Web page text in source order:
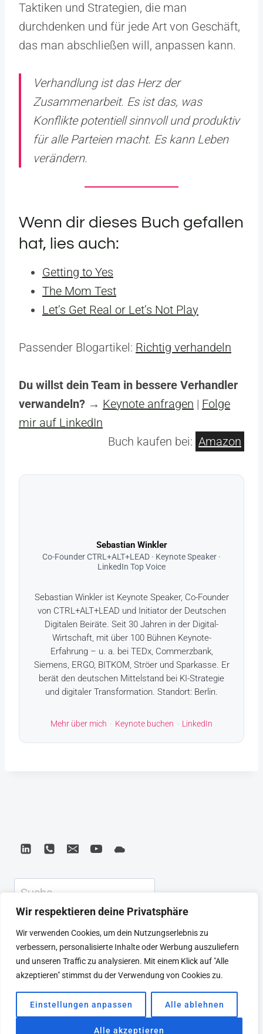
Wir respektieren deine Privatsphäre
Wir verwenden Cookies, um dein Nutzungserlebnis zu
verbessern, personalisierte Inhalte oder Werbung auszuliefern
und unseren Traffic zu analysieren. Mit einem Klick auf "Alle
akzeptieren" stimmst du der Verwendung von Cookies zu.
Einstellungen anpassen Alle ablehnen
Alle akzeptieren
Taktiken und Strategien, die man
durchdenken und für jede Art von Geschäft,
das man abschließen will, anpassen kann.
Verhandlung ist das Herz der
Zusammenarbeit. Es ist das, was
Konflikte potentiell sinnvoll und produktiv
für alle Parteien macht. Es kann Leben
verändern.
Wenn dir dieses Buch gefallen
hat, lies auch:
Getting to Yes
The Mom Test
Let’s Get Real or Let’s Not Play
Passender Blogartikel: Richtig verhandeln
Du willst dein Team in bessere Verhandler
verwandeln? → Keynote anfragen | Folge
mir auf LinkedIn
Buch kaufen bei: Amazon
Sebastian Winkler
Co-Founder CTRL+ALT+LEAD · Keynote Speaker ·
LinkedIn Top Voice
Sebastian Winkler ist Keynote Speaker, Co-Founder
von CTRL+ALT+LEAD und Initiator der Deutschen
Digitalen Beiräte. Seit 30 Jahren in der Digital-
Wirtschaft, mit über 100 Bühnen Keynote-
Erfahrung – u. a. bei TEDx, Commerzbank,
Siemens, ERGO, BITKOM, Ströer und Sparkasse. Er
berät den deutschen Mittelstand bei KI-Strategie
und digitaler Transformation. Standort: Berlin.
Mehr über mich · Keynote buchen · LinkedIn
Suchen
KEYNOTE BEIRAT
CTRL+ALT+LEAD
MEINE ARTIKEL
BUCHEMPFEHLUNGEN
PODCAST
KONTAKT
SEBASTIAN
IMPRESSUM
DATENSCHUTZERKLÄRUNG
© 2026 SEBASTIAN WINKLER